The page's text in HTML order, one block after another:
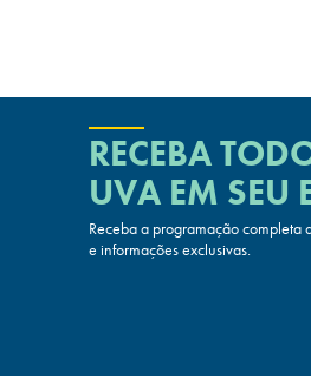
RECEBA
UVAEM SEU
Receba a programação completa
e informações exclusivas.